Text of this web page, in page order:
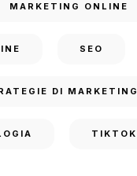
MARKETING ONLINE
SEO
DI MARKETING
TIKTOK